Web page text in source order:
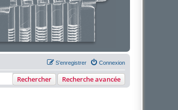
Connexion
S’enregistrer
Rechercher Recherche avancée